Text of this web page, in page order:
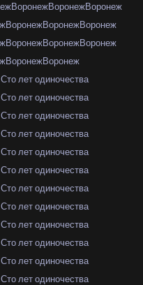
ВоронежВоронежВоронеж
ВоронежВоронежВоронеж
ВоронежВоронежВоронеж
ВоронежВоронеж
лет одиночества
лет одиночества
лет одиночества
лет одиночества
лет одиночества
лет одиночества
лет одиночества
лет одиночества
лет одиночества
лет одиночества
лет одиночества
лет одиночества